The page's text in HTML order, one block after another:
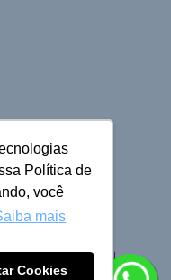
Política de
você
mais
Cookies
Cruzeiro do Sul